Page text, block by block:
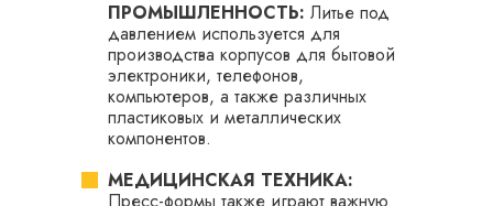
ПРОМЫШЛЕННОСТЬ: Литье под
давлением используется для
производства корпусов для бытовой
электроники, телефонов,
компьютеров, а также различных
пластиковых и металлических
компонентов.
МЕДИЦИНСКАЯ ТЕХНИКА: